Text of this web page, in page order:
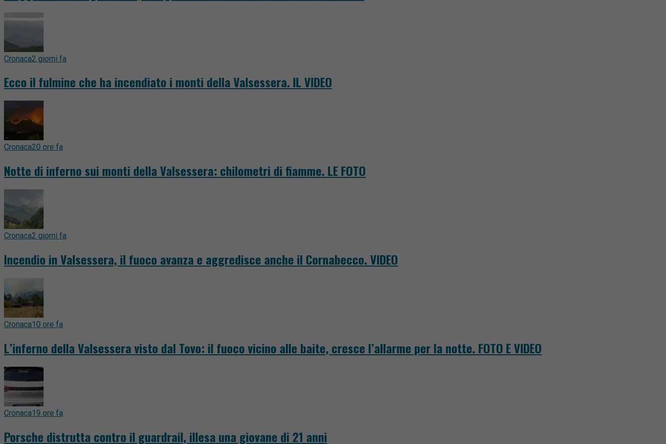
Cronaca2 giorni fa
Ecco il fulmine che ha incendiato i monti della Valsessera. IL VIDEO
Cronaca20 ore fa
Notte di inferno sui monti della Valsessera: chilometri di fiamme. LE FOTO
Cronaca2 giorni fa
Incendio in Valsessera, il fuoco avanza e aggredisce anche il Cornabecco. VIDEO
Cronaca10 ore fa
L’inferno della Valsessera visto dal Tovo: il fuoco vicino alle baite, cresce l’allarme per la notte. FOTO E VIDEO
Cronaca19 ore fa
Porsche distrutta contro il guardrail, illesa una giovane di 21 anni